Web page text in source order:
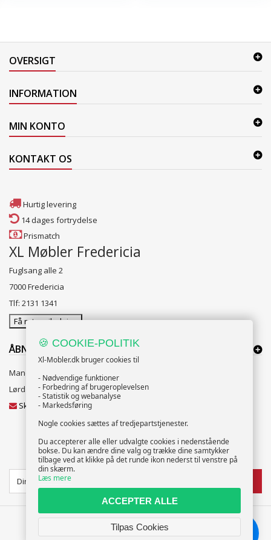
OVERSIGT
INFORMATION
MIN KONTO
KONTAKT OS
Hurtig levering
14 dages fortrydelse
Prismatch
XL Møbler Fredericia
Fuglsang alle 2
7000 Fredericia
Tlf: 2131 1341
Få rutevejledning
ÅBNINGSTIDER:
Mandag til Fredag 10:00 til 18:00
Lørdag og Søndag 10:00 til 16:00
Skriv til vores kundeservice
NYHEDSBREV
🍪 COOKIE-POLITIK
Xl-Mobler.dk bruger cookies til
- Nødvendige funktioner
- Forbedring af brugeroplevelsen
- Statistik og webanalyse
- Markedsføring
Nogle cookies sættes af tredjepartstjenester.
Du accepterer alle eller udvalgte cookies i nedenstående
bokse. Du kan ændre dine valg og trække dine samtykker
tilbage ved at klikke på det runde ikon nederst til venstre på
din skærm.
Læs mere
ACCEPTER ALLE
Tilpas Cookies